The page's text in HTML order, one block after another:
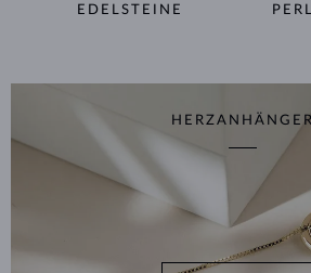
EDELSTEINE
HERZANHÄNGER